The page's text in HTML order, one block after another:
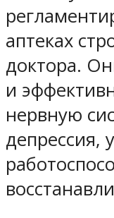
аптеках
доктора.
и
нервную
депрессия,